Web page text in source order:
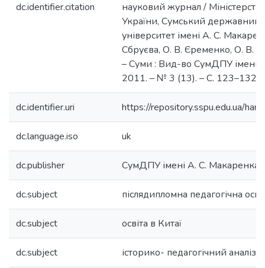
dc.identifier.citation
науковий журнал /
України, Сумський державний
університет імені А. С.
Сбруєва, О. В. Єременко, О. В.
– Суми : Вид-во СумДПУ імені
2011. – № 3 (13). – С. 123–132.
dc.identifier.uri https://repository.sspu.edu.ua/
dc.language.iso uk
dc.publisher СумДПУ імені А. С. Макаренка
dc.subject післядипломна педагогічна
dc.subject освіта в Китаї
dc.subject історико- педагогічний аналіз